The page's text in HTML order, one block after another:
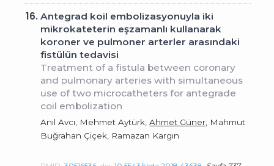
16.Antegrad koil embolizasyonuyla iki
mikrokateterin eşzamanlı kullanarak
koroner ve pulmoner arterler arasındaki
fistülün tedavisi
Treatment of a fistula between coronary
and pulmonary arteries with simultaneous
use of two microcatheters for antegrade
coil embolization
Anıl Avcı, Mehmet Aytürk,Ahmet Güner , Mahmut
Buğrahan Çiçek, Ramazan Kargın